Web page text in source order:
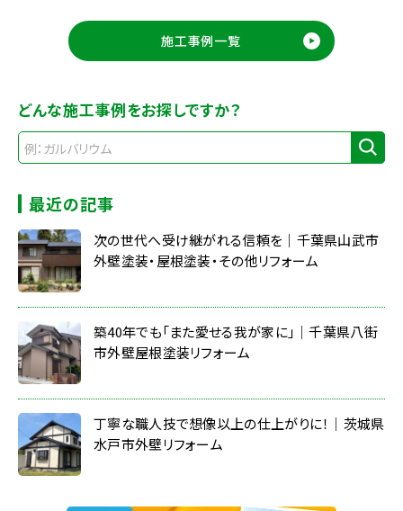
施工事例一覧
どんな施工事例をお探しですか？
最近の記事
次の世代へ受け継がれる信頼を｜千葉県山武市
外壁塗装・屋根塗装・その他リフォーム
築40年でも「また愛せる我が家に」｜千葉県八街
市外壁屋根塗装リフォーム
丁寧な職人技で想像以上の仕上がりに！｜茨城県
水戸市外壁リフォーム